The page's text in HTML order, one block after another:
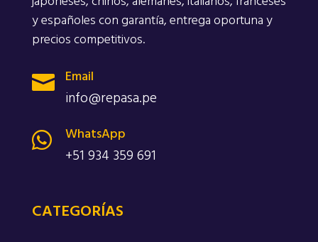
y españoles con garantía, entrega oportuna y
precios competitivos.
 Email
info@repasa.pe

WhatsApp
+51 934 359 691
CATEGORÍAS